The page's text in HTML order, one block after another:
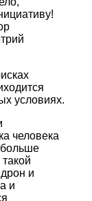
условиях.
человека
больше
и
и